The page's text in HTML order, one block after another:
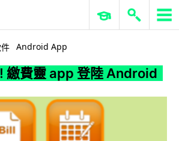
Bill! 繳費靈 app 登陸 Android
ERP 與商業 AI
Android App
繳費靈 app 登陸 Android